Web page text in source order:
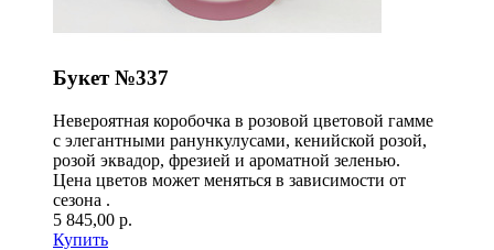
Букет №337
Невероятная коробочка в розовой цветовой гамме
с элегантными ранункулусами, кенийской розой,
розой эквадор, фрезией и ароматной зеленью.
Цена цветов может меняться в зависимости от
сезона .
5 845,00 р.
Купить